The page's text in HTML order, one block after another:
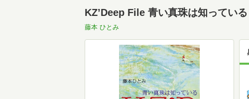
KZ’Deep File 青い真珠は知っている
藤本 ひとみ